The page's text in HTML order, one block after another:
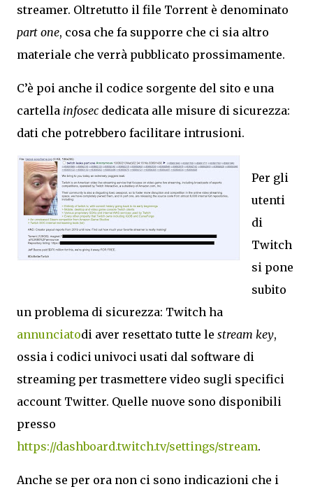
streamer. Oltretutto il file Torrent è denominato
part one, cosa che fa supporre che ci sia altro
materiale che verrà pubblicato prossimamente.
C’è poi anche il codice sorgente del sito e una
cartella infosec dedicata alle misure di sicurezza:
dati che potrebbero facilitare intrusioni.
Per gli
utenti
di
Twitch
si pone
subito
un problema di sicurezza: Twitch ha
annunciatodi aver resettato tutte le stream key,
ossia i codici univoci usati dal software di
streaming per trasmettere video sugli specifici
account Twitter. Quelle nuove sono disponibili
presso
https://dashboard.twitch.tv/settings/stream.
Anche se per ora non ci sono indicazioni che i